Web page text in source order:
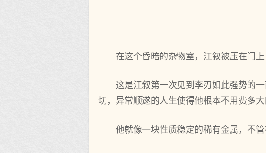
在这个昏暗的杂物室，江叙被压在门
这是江叙第一次见到李刃如此强势的
切，异常顺遂的人生使得他根本不用费多大
他就像一块性质稳定的稀有金属，不